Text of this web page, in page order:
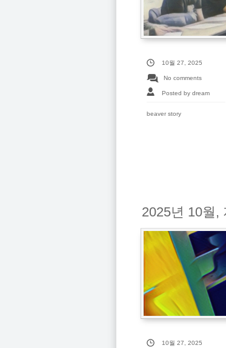
10월 27, 2025
No comments
Posted by dream
beaver story
2025년 10월,
10월 27, 2025